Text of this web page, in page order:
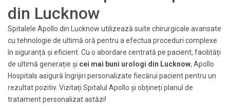
din Lucknow
Spitalele Apollo din Lucknow utilizează suite chirurgicale avansate
cu tehnologie de ultimă oră pentru a efectua proceduri complexe
în siguranță și eficient. Cu o abordare centrată pe pacient, facilități
de ultimă generație și cei mai buni urologi din Lucknow, Apollo
Hospitals asigură îngrijiri personalizate fiecărui pacient pentru un
rezultat pozitiv. Vizitați Spitalul Apollo și obțineți planul de
tratament personalizat astăzi!